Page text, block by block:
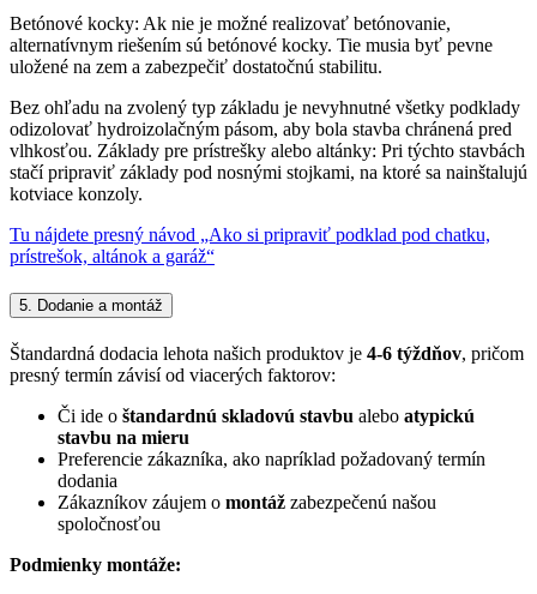
Betónové kocky: Ak nie je možné realizovať betónovanie,
alternatívnym riešením sú betónové kocky. Tie musia byť pevne
uložené na zem a zabezpečiť dostatočnú stabilitu.
Bez ohľadu na zvolený typ základu je nevyhnutné všetky podklady
odizolovať hydroizolačným pásom, aby bola stavba chránená pred
vlhkosťou. Základy pre prístrešky alebo altánky: Pri týchto stavbách
stačí pripraviť základy pod nosnými stojkami, na ktoré sa nainštalujú
kotviace konzoly.
Tu nájdete presný návod „Ako si pripraviť podklad pod chatku,
prístrešok, altánok a garáž“
5. Dodanie a montáž
Štandardná dodacia lehota našich produktov je 4-6 týždňov, pričom
presný termín závisí od viacerých faktorov:
Či ide o štandardnú skladovú stavbu alebo atypickú
stavbu na mieru
Preferencie zákazníka, ako napríklad požadovaný termín
dodania
Zákazníkov záujem o montáž zabezpečenú našou
spoločnosťou
Podmienky montáže: